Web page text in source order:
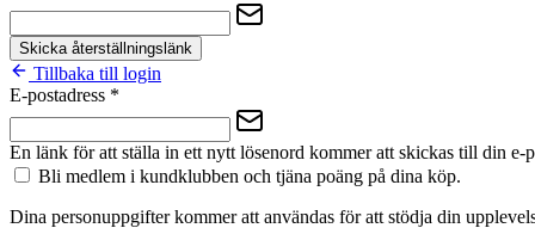
Skicka återställningslänk
Tillbaka till login
E-postadress *
En länk för att ställa in ett nytt lösenord kommer att skickas till din e-
Bli medlem i kundklubben och tjäna poäng på dina köp.
Dina personuppgifter kommer att användas för att stödja din